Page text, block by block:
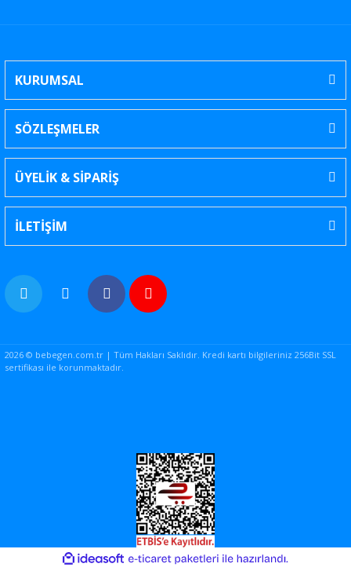
KURUMSAL
SÖZLEŞMELER
ÜYELİK & SİPARİŞ
İLETİŞİM
2026 © bebegen.com.tr | Tüm Hakları Saklıdır. Kredi kartı bilgileriniz 256Bit SSL
sertifikası ile korunmaktadır.
ideasoft
e-